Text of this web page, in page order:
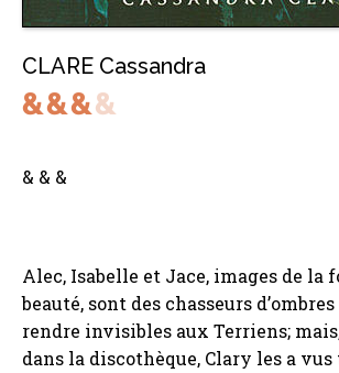
CLARE Cassandra
& & &
Alec, Isabelle et Jace, images de la
beauté, sont des chasseurs
rendre invisibles aux Terriens;
dans la discothèque, Clary les a